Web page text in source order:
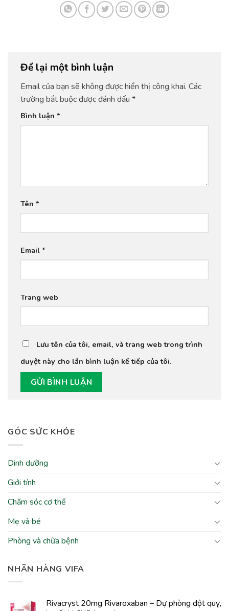
GÓC SỨC KHỎE
Dinh dưỡng
Giới tính
Chăm sóc cơ thể
Mẹ và bé
Phòng và chữa bệnh
NHÃN HÀNG VIFA
Rivacryst 20mg Rivaroxaban – Dự phòng đột quỵ,
Để lại một bình luận
Email của bạn sẽ không được hiển thị công khai. Các
trường bắt buộc được đánh dấu *
Bình luận *
Tên *
Email *
Trang web
Lưu tên của tôi, email, và trang web trong trình
duyệt này cho lần bình luận kế tiếp của tôi.